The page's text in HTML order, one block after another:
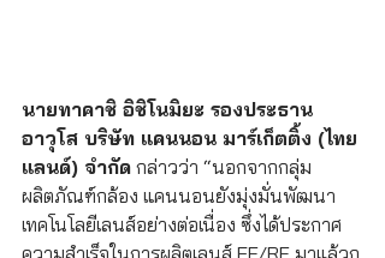
นายทาคาชิ อิชิโนมิยะ รองประธาน
อาวุโส บริษัท แคนนอน มาร์เก็ตติ้ง (ไทย
แลนด์) จำกัด กล่าวว่า “นอกจากกลุ่ม
ผลิตภัณฑ์กล้อง แคนนอนยังมุ่งมั่นพัฒนา
เทคโนโลยีเลนส์อย่างต่อเนื่อง ซึ่งได้ประกาศ